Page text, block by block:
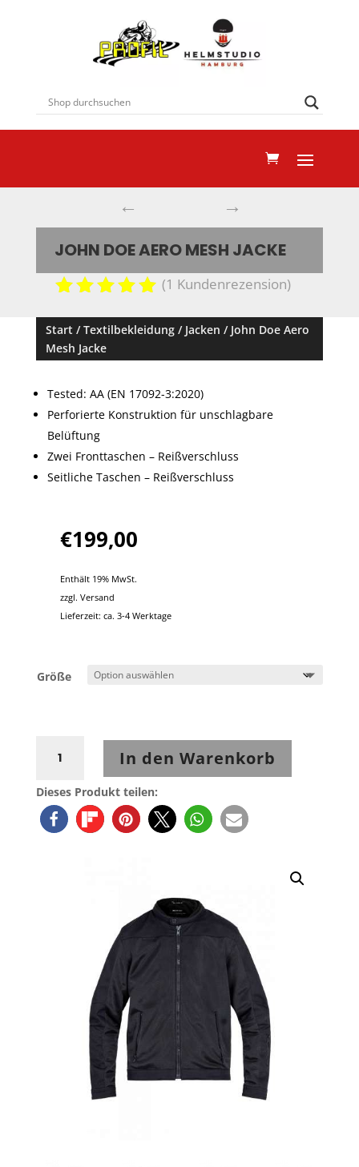
← →
JOHN DOE AERO MESH JACKE
mit5.00
von 5,
basieren
Kundenbe
wertung
(1 Kundenrezension)
Dieses Produkt teilen:
Start /Textilbekleidung/ Jacken / John Doe Aero
Mesh Jacke
Tested: AA (EN 17092-3:2020)
Perforierte Konstruktion für unschlagbare
Belüftung
Zwei Fronttaschen – Reißverschluss
Seitliche Taschen – Reißverschluss
€199,00
Enthält 19% MwSt.
zzgl. Versand
Lieferzeit: ca. 3-4 Werktage
Größe
Mesh
Jacke
Menge
In den Warenkorb